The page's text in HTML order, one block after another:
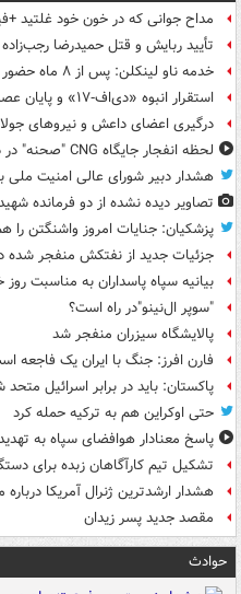
مداح جوانی که در خون خود غلتید
تأیید ربایش و قتل حمیدرضا رجب‌زاده
خدمه ناو لینکلن: پس از ۸ ماه حضور در دریا خسته و درمانده‌ شدیم
استقرار انبوه «دی‌اف‑۱۷» و پایان عصر پدافند آمریکا +عکس
درگیری اعضای داعش و نیروهای
لحظه انفجار جایگاه CNG "صحنه" در دوربین مداربسته
هشدار دبیر شورای عالی امنیت ملی
تصاویر دیده‌ نشده از دو فرمانده
پزشکیان: جنایات امروز واشنگتن را
جزئیات جدید از نفتکش منفجر شده
بیانیه سپاه پاسداران به مناسبت روز
"سوپر ال‌نینو"در راه است؟
پالایشگاه سیزران منفجر شد
فارن افرز: جنگ با ایران یک فاجعه
پاکستان: باید در برابر اسرائیل متحد
حتی اوکراین هم به ترکیه حمله کرد
پاسخ معنادار هوافضای سپاه به
تشکیل تیم کارآگاهان زبده برای
هشدار ارشدترین ژنرال آمریکا
مقصد جدید پسر زیدان
حوادث